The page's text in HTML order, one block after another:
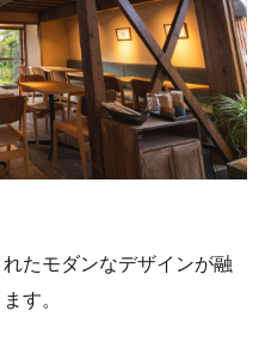
たモダンなデザインが融
す。